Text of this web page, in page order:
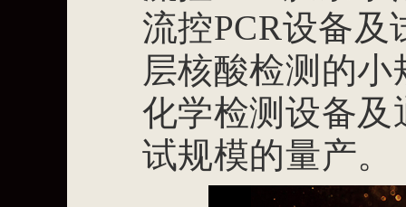
流控PCR设备
层核酸检测的
化学检测设备
试规模的量产。